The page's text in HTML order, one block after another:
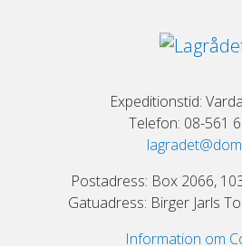
Expeditionstid:
Telefon: 08-561
Postadress: Box 2066,
Gatuadress: Birger Jarls
Information om